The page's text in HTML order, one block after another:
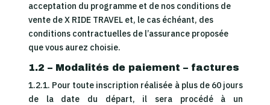
acceptation du programme et de nos conditions de
vente de X RIDE TRAVEL et, le cas échéant, des
conditions contractuelles de l’assurance proposée
que vous aurez choisie.
1.2 – Modalités de paiement – factures
1.2.1. Pour toute inscription réalisée à plus de 60 jours
de la date du départ, il sera procédé à un